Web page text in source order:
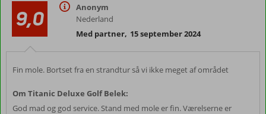
9,0
Anonym
Nederland
Med partner, 15 september 2024
Fin mole. Bortset fra en strandtur så vi ikke meget af området
Om Titanic Deluxe Golf Belek:
God mad og god service. Stand med mole er fin. Værelserne er